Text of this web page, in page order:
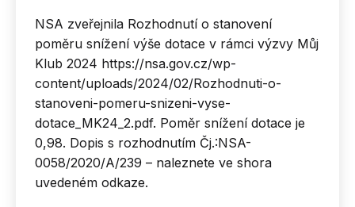
NSA zveřejnila Rozhodnutí o stanovení
poměru snížení výše dotace v rámci výzvy Můj
Klub 2024 https://nsa.gov.cz/wp-
content/uploads/2024/02/Rozhodnuti-o-
stanoveni-pomeru-snizeni-vyse-
dotace_MK24_2.pdf. Poměr snížení dotace je
0,98. Dopis s rozhodnutím Čj.:NSA-
0058/2020/A/239 – naleznete ve shora
uvedeném odkaze.